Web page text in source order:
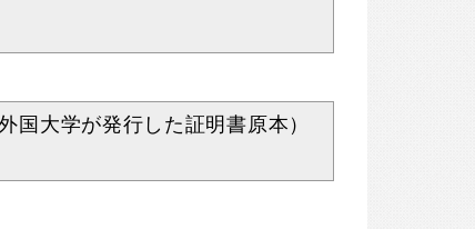
国大学が発行した証明書原本）